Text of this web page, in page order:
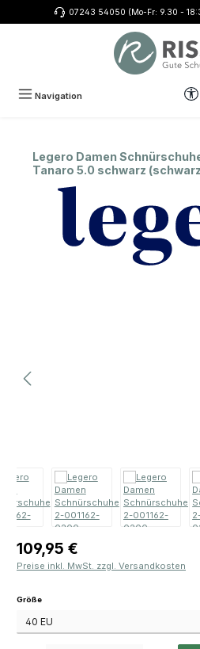
Zum Hauptinhalt springen07243 54050 (Mo-Fr: 9.30 -
Navigation
Legero Damen
Tanaro 5.0 schwarz
Regulärer Preis:
109,95 €
Preise inkl. MwSt. zzgl. Versandkosten
Größeauswählen